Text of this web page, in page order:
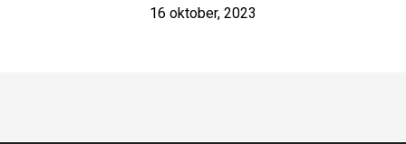
16 oktober, 2023